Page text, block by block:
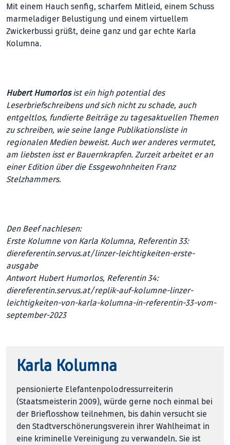
Mit einem Hauch senfig, scharfem Mitleid, einem Schuss
marmeladiger Belustigung und einem virtuellem
Zwickerbussi grüßt, deine ganz und gar echte Karla
Kolumna.
Hubert Humorlosist ein high potential des
Leserbriefschreibens und sich nicht zu schade, auch
entgeltlos, fundierte Beiträge zu tagesaktuellen Themen
zu schreiben, wie seine lange Publikationsliste in
regionalen Medien beweist. Auch wer anderes vermutet,
am liebsten isst er Bauernkrapfen. Zurzeit arbeitet er an
einer Edition über die Essgewohnheiten Franz
Stelzhammers.
Den Beef nachlesen:
Erste Kolumne von Karla Kolumna, Referentin 33:
diereferentin.servus.at/linzer-leichtigkeiten-erste-
ausgabe
Antwort Hubert Humorlos, Referentin 34:
diereferentin.servus.at/replik-auf-kolumne-linzer-
leichtigkeiten-von-karla-kolumna-in-referentin-33-vom-
september-2023
Karla Kolumna
pensionierte Elefantenpolodressurreiterin
(Staatsmeisterin 2009), würde gerne noch einmal bei
der Brieflosshow teilnehmen, bis dahin versucht sie
den Stadtverschönerungsverein ihrer Wahlheimat in
eine kriminelle Vereinigung zu verwandeln. Sie ist